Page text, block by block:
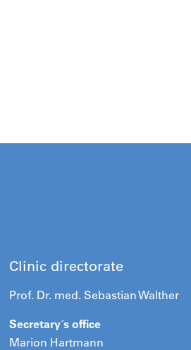
Clinic directorate
Prof. Dr. med. Sebastian Walther
Secretary´s office
Marion Hartmann